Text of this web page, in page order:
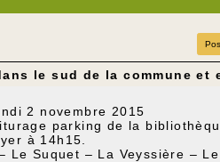
le sud de la commune et
2 novembre 2015
parking de la
à 14h15.
Le Suquet – La Veyssière –